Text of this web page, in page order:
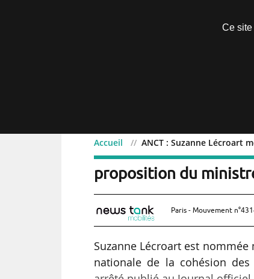
Accueil ANCT : Suzanne Lécroart
ANCT : Suzanne
proposition du
Paris - Mouvement
Suzanne Lécroart est
nationale de la cohésion
Ce